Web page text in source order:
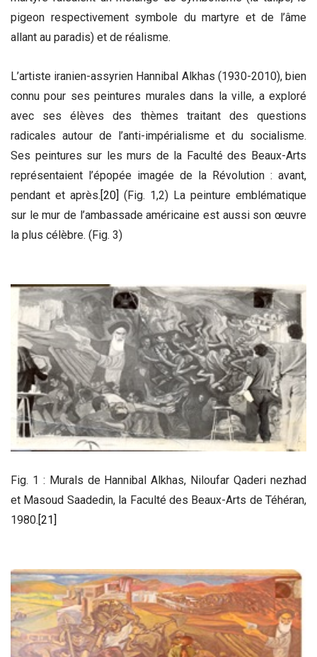
pigeon respectivement symbole du martyre et de l’âme
allant au paradis) et de réalisme.
L’artiste iranien-assyrien Hannibal Alkhas (1930-2010), bien
connu pour ses peintures murales dans la ville, a exploré
avec ses élèves des thèmes traitant des questions
radicales autour de l’anti-impérialisme et du socialisme.
Ses peintures sur les murs de la Faculté des Beaux-Arts
représentaient l’épopée imagée de la Révolution : avant,
pendant et après.[20] (Fig. 1,2) La peinture emblématique
sur le mur de l’ambassade américaine est aussi son œuvre
la plus célèbre. (Fig. 3)
Fig. 1 : Murals de Hannibal Alkhas, Niloufar Qaderi nezhad
et Masoud Saadedin, la Faculté des Beaux-Arts de Téhéran,
1980.[21]